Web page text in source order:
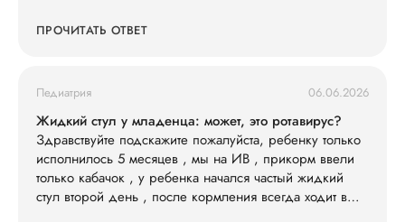
ПРОЧИТАТЬ ОТВЕТ
Педиатрия 06.06.2026
Жидкий стул у младенца: может, это ротавирус?
Здравствуйте подскажите пожалуйста, ребенку только
исполнилось 5 месяцев , мы на ИВ , прикорм ввели
только кабачок , у ребенка начался частый жидкий
стул второй день , после кормления всегда ходит в